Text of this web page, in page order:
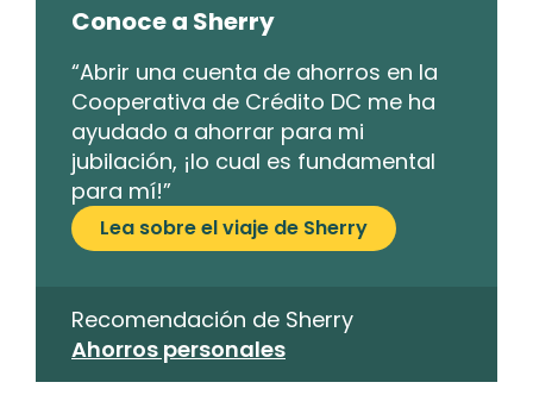
Conoce a Sherry
“Abrir una cuenta de ahorros en la
Cooperativa de Crédito DC me ha
ayudado a ahorrar para mi
jubilación, ¡lo cual es fundamental
para mí!”
Lea sobre el viaje de Sherry
Recomendación de Sherry
Ahorros personales